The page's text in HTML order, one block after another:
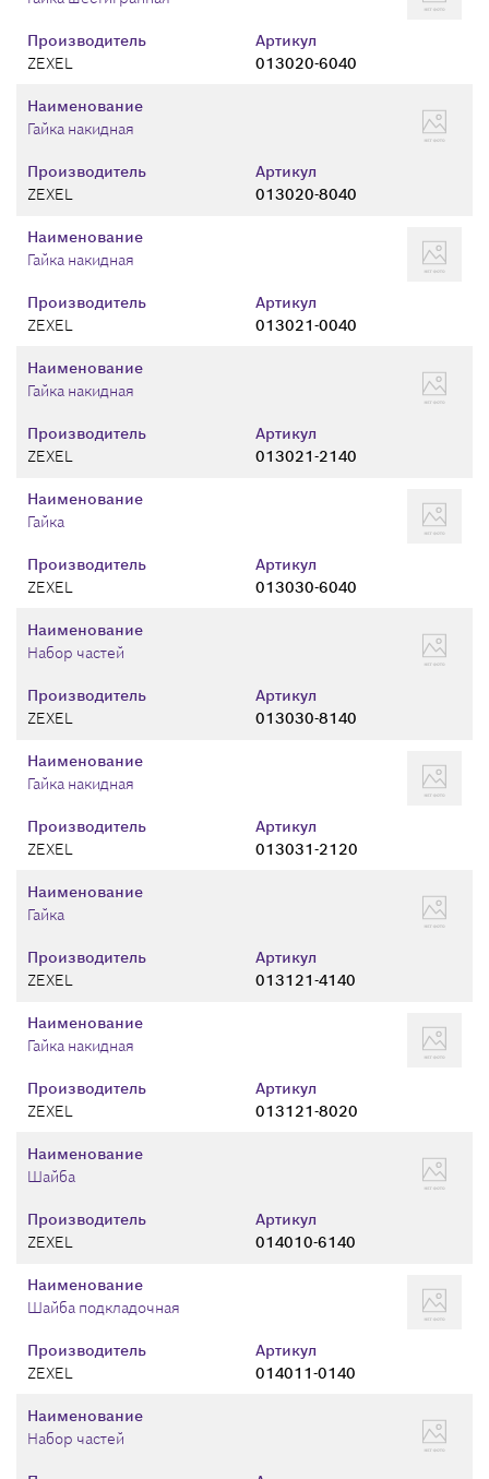
Производитель
ZEXEL
Артикул
013020-6040
Производитель
ZEXEL
Артикул
013020-8040
Наименование
Гайка накидная
Производитель
ZEXEL
Артикул
013021-0040
Наименование
Гайка накидная
Производитель
ZEXEL
Артикул
013021-2140
Наименование
Гайка накидная
Производитель
ZEXEL
Артикул
013030-6040
Наименование
Гайка
Производитель
ZEXEL
Артикул
013030-8140
Наименование
Набор частей
Производитель
ZEXEL
Артикул
013031-2120
Наименование
Гайка накидная
Производитель
ZEXEL
Артикул
013121-4140
Наименование
Гайка
Производитель
ZEXEL
Артикул
013121-8020
Наименование
Гайка накидная
Производитель
ZEXEL
Артикул
014010-6140
Наименование
Шайба
Производитель
ZEXEL
Артикул
014011-0140
Наименование
Шайба подкладочная
Наименование
Набор частей